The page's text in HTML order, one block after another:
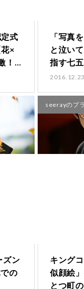
式
×
！
「写真
と泣い
指す七
2016.12.23
ズン
の
seerayのプ
キング
似顔絵
とつ町